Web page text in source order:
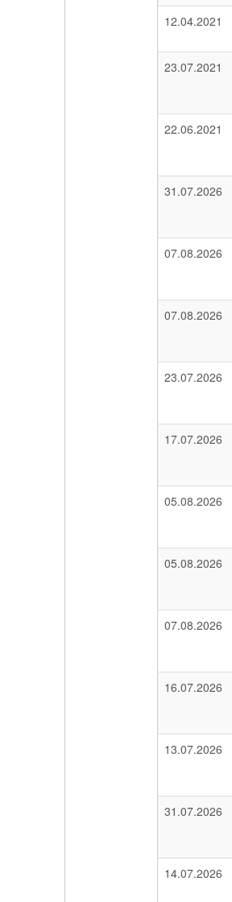
12.04.2021
23.07.2021
22.06.2021
31.07.2026
07.08.2026
07.08.2026
23.07.2026
17.07.2026
05.08.2026
05.08.2026
07.08.2026
16.07.2026
13.07.2026
31.07.2026
14.07.2026